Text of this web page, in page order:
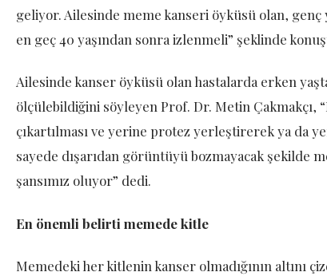
geliyor. Ailesinde meme kanseri öyküsü olan,
en geç 40 yaşından sonra izlenmeli” şeklinde
Ailesinde kanser öyküsü olan hastalarda erken
ölçülebildiğini söyleyen Prof. Dr. Metin Çakmakçı,
çıkartılması ve yerine protez yerleştirerek ya
sayede dışarıdan görüntüyü bozmayacak şekilde
şansımız oluyor” dedi.
En önemli belirti memede kitle
Memedeki her kitlenin kanser olmadığının altını